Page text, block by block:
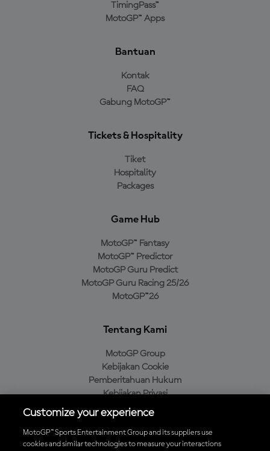
TimingPass™
MotoGP™ Apps
Bantuan
Kontak
FAQ
Gabung MotoGP™
Tickets & Hospitality
Tiket
Hospitality
Packages
Game Hub
MotoGP™ Fantasy
MotoGP™ Predictor
MotoGP Guru Predict
MotoGP Guru Racing 25/26
MotoGP™26
Tentang Kami
MotoGP Group
Kebijakan Cookie
Pemberitahuan Hukum
Kebijakan Privasi
Kebijakan Pembelian
Customize your experience
MotoGP™ Sports Entertainment Group and its suppliers use
cookies and similar technologies to measure your interactions